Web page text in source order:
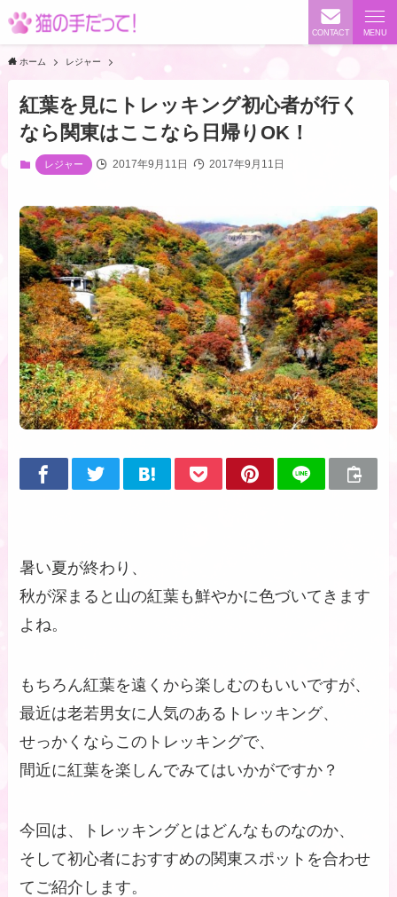
CONTACT MENU
ホーム レジャー
紅葉を見にトレッキング初心者が行く
なら関東はここなら日帰りOK！
レジャー 2017年9月11日 2017年9月11日
暑い夏が終わり、
秋が深まると山の紅葉も鮮やかに色づいてきます
よね。
もちろん紅葉を遠くから楽しむのもいいですが、
最近は老若男女に人気のあるトレッキング、
せっかくならこのトレッキングで、
間近に紅葉を楽しんでみてはいかがですか？
今回は、トレッキングとはどんなものなのか、
そして初心者におすすめの関東スポットを合わせ
てご紹介します。